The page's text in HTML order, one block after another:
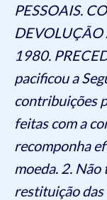
PESSOAIS.
DEVOLUÇÃO
1980.
pacificou a
contribuições
feitas com a
recomponha
moeda. 2. Não
restituição